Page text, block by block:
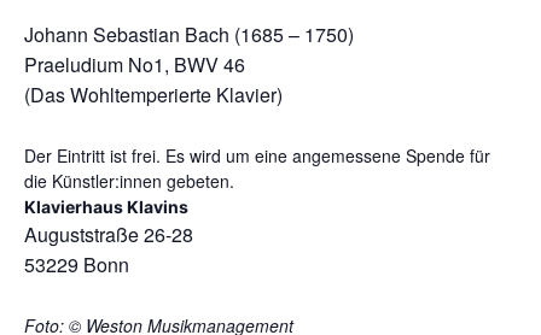
Johann Sebastian Bach (1685 – 1750)
Praeludium No1, BWV 46
(Das Wohltemperierte Klavier)
Der Eintritt ist frei. Es wird um eine angemessene Spende für
die Künstler:innen gebeten.
Klavierhaus Klavins
Auguststraße 26-28
53229 Bonn
Foto: © Weston Musikmanagement